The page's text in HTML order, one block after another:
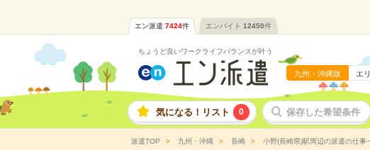
エン派遣 7424件 エンバイト 12450件
ちょうど良いワークライフバランスが叶う
九州・沖縄版 エ
気になる！リスト 0 保存した希望条件
派遣TOP 九州・沖縄 長崎 小野(長崎県)駅周辺の派遣の仕事